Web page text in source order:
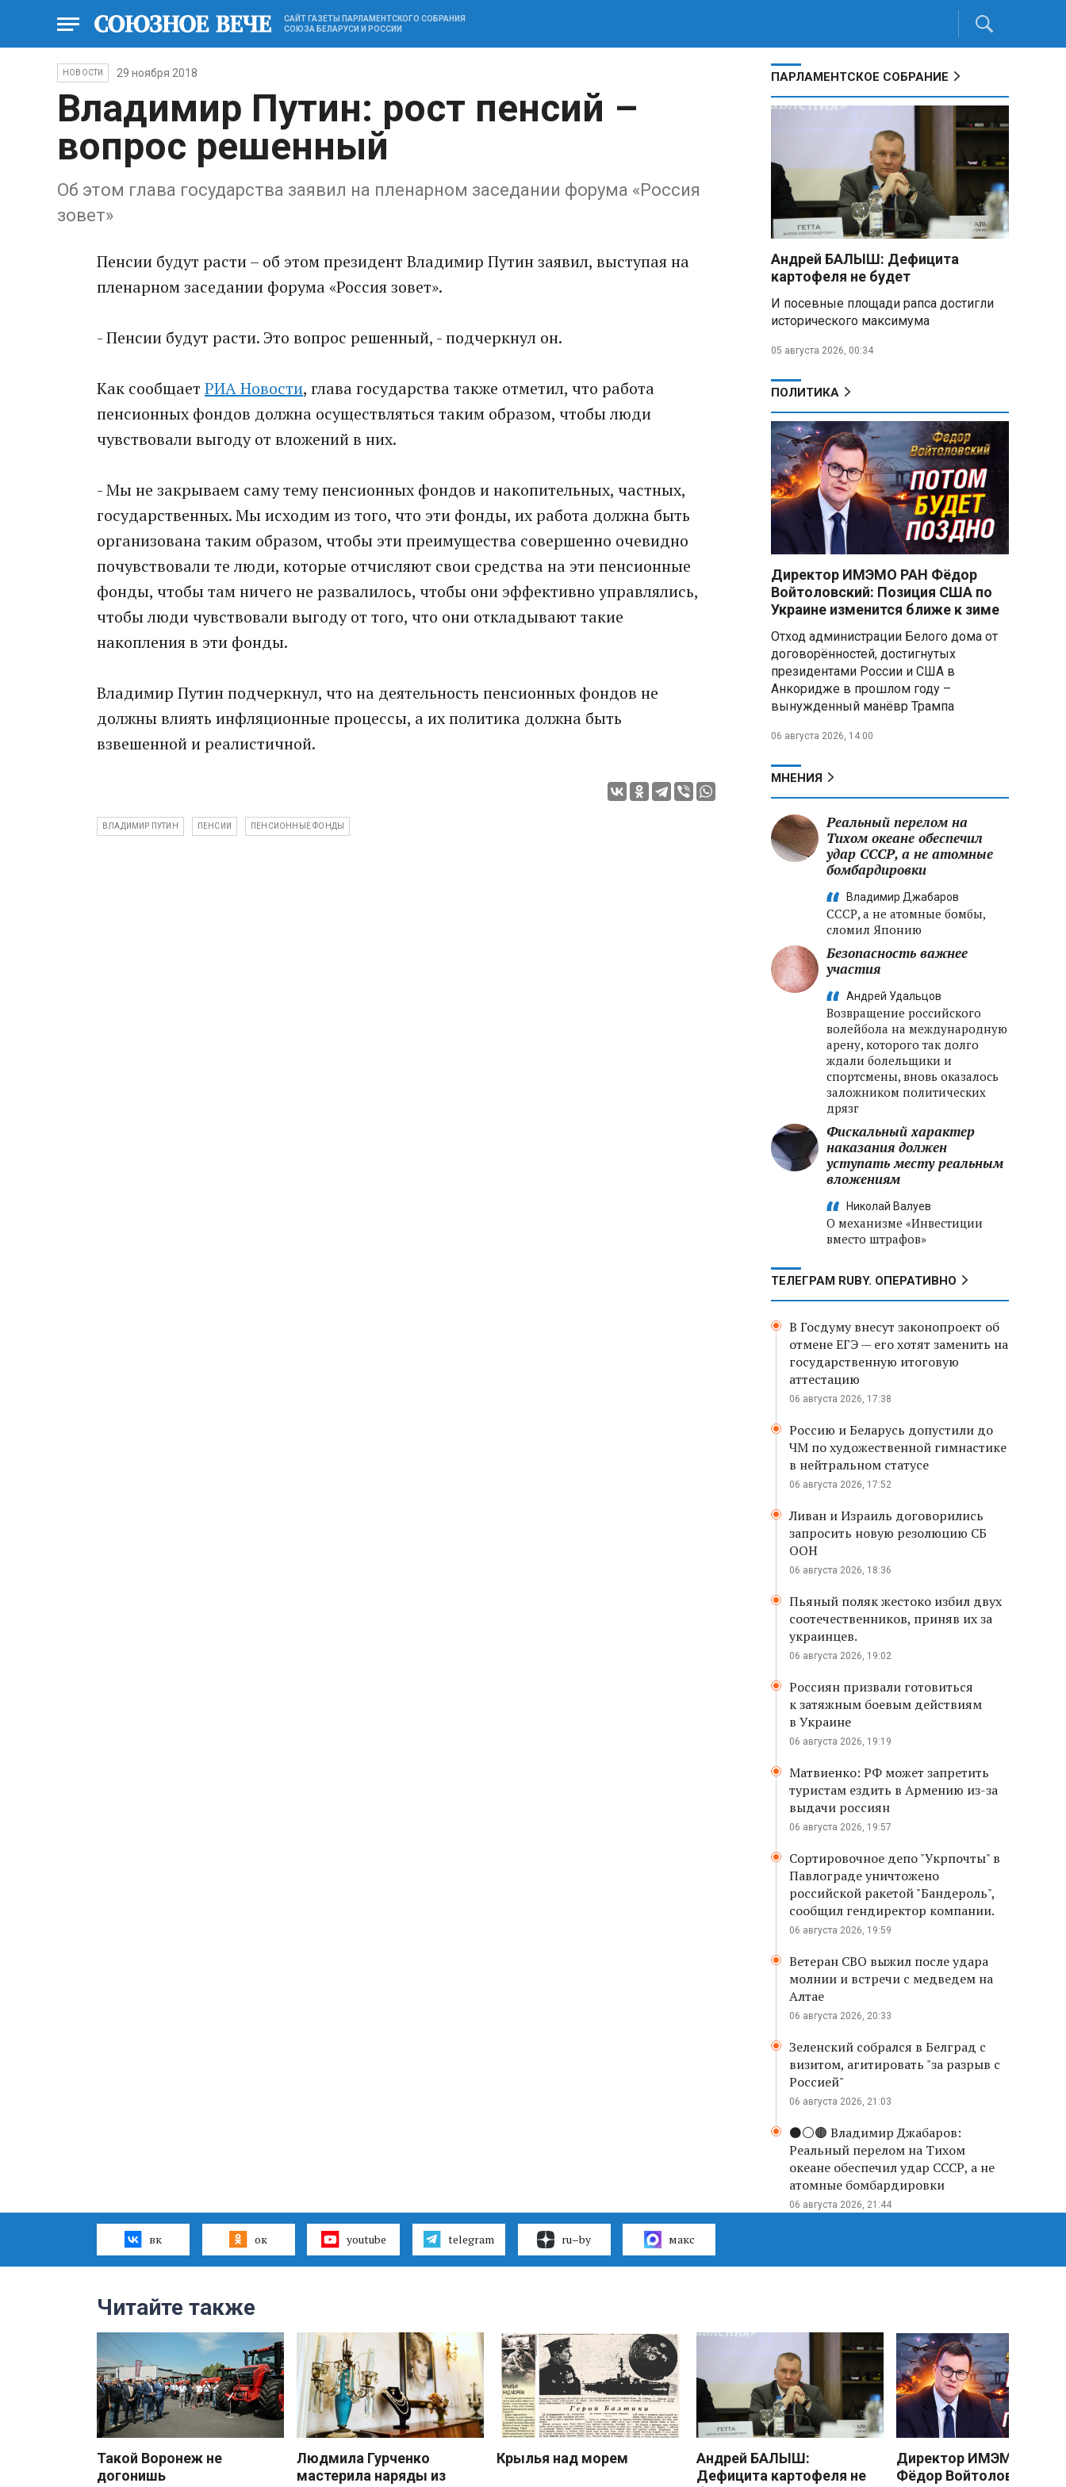
САЙТ ГАЗЕТЫ ПАРЛАМЕНТСКОГО СОБРАНИЯ
СОЮЗА БЕЛАРУСИ И РОССИИ
НОВОСТИ 29 ноября 2018
Владимир Путин: рост пенсий –
вопрос решенный
Об этом глава государства заявил на пленарном заседании форума «Россия
зовет»
Пенсии будут расти – об этом президент Владимир Путин заявил, выступая на
пленарном заседании форума «Россия зовет».
- Пенсии будут расти. Это вопрос решенный, - подчеркнул он.
Как сообщает РИА Новости, глава государства также отметил, что работа
пенсионных фондов должна осуществляться таким образом, чтобы люди
чувствовали выгоду от вложений в них.
- Мы не закрываем саму тему пенсионных фондов и накопительных, частных,
государственных. Мы исходим из того, что эти фонды, их работа должна быть
организована таким образом, чтобы эти преимущества совершенно очевидно
почувствовали те люди, которые отчисляют свои средства на эти пенсионные
фонды, чтобы там ничего не развалилось, чтобы они эффективно управлялись,
чтобы люди чувствовали выгоду от того, что они откладывают такие
накопления в эти фонды.
Владимир Путин подчеркнул, что на деятельность пенсионных фондов не
должны влиять инфляционные процессы, а их политика должна быть
взвешенной и реалистичной.
ВЛАДИМИР ПУТИН ПЕНСИИ ПЕНСИОННЫЕ ФОНДЫ
ПАРЛАМЕНТСКОЕ СОБРАНИЕ
Андрей БАЛЫШ: Дефицита
картофеля не будет
И посевные площади рапса достигли
исторического максимума
05 августа 2026, 00:34
ПОЛИТИКА
Директор ИМЭМО РАН Фёдор
Войтоловский: Позиция США по
Украине изменится ближе к зиме
Отход администрации Белого дома от
договорённостей, достигнутых
президентами России и США в
Анкоридже в прошлом году –
вынужденный манёвр Трампа
06 августа 2026, 14:00
МНЕНИЯ
Реальный перелом на
Тихом океане обеспечил
удар СССР, а не атомные
бомбардировки
Владимир Джабаров
СССР, а не атомные бомбы,
сломил Японию
Безопасность важнее
участия
Андрей Удальцов
Возвращение российского
волейбола на международную
арену, которого так долго
ждали болельщики и
спортсмены, вновь оказалось
заложником политических
дрязг
Фискальный характер
наказания должен
уступать месту реальным
вложениям
Николай Валуев
О механизме «Инвестиции
вместо штрафов»
ТЕЛЕГРАМ RUBY. ОПЕРАТИВНО
В Госдуму внесут законопроект об
отмене ЕГЭ — его хотят заменить на
государственную итоговую
аттестацию
06 августа 2026, 17:38
Россию и Беларусь допустили до
ЧМ по художественной гимнастике
в нейтральном статусе
06 августа 2026, 17:52
Ливан и Израиль договорились
запросить новую резолюцию СБ
ООН
06 августа 2026, 18:36
Пьяный поляк жестоко избил двух
соотечественников, приняв их за
украинцев.
06 августа 2026, 19:02
Россиян призвали готовиться
к затяжным боевым действиям
в Украине
06 августа 2026, 19:19
Матвиенко: РФ может запретить
туристам ездить в Армению из-за
выдачи россиян
06 августа 2026, 19:57
Сортировочное депо "Укрпочты" в
Павлограде уничтожено
российской ракетой "Бандероль",
сообщил гендиректор компании.
06 августа 2026, 19:59
Ветеран СВО выжил после удара
молнии и встречи с медведем на
Алтае
06 августа 2026, 20:33
Зеленский собрался в Белград с
визитом, агитировать "за разрыв с
Россией"
06 августа 2026, 21:03
⚫️⚪️🟤 Владимир Джабаров:
Реальный перелом на Тихом
океане обеспечил удар СССР, а не
атомные бомбардировки
06 августа 2026, 21:44
вк ок youtube telegram ru–by макс
Читайте также
Такой Воронеж не
догонишь
Людмила Гурченко
мастерила наряды из
Крылья над морем
Андрей БАЛЫШ:
Дефицита картофеля не
Директор ИМЭМО РАН
Фёдор Войтоловский: